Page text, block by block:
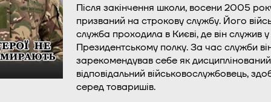
Після закінчення школи, восени 2005
призваний на строкову службу. Його
служба проходила в Києві, де він служив у
Президентському полку. За час служби
зарекомендував себе як дисциплінований
відповідальний військовослужбовець,
серед товаришів.